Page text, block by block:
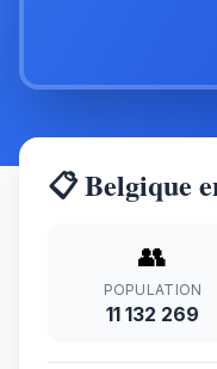
📋 Belgique
👥
POPULATION
11 132 269